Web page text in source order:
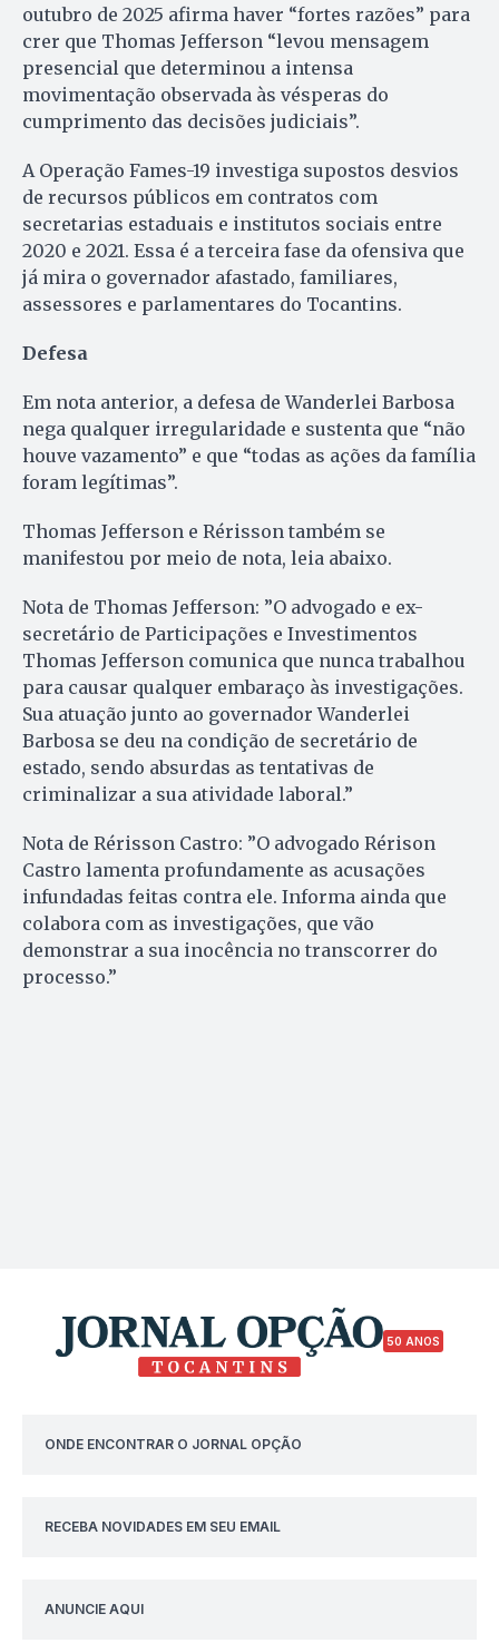
outubro de 2025 afirma haver “fortes razões” para
crer que Thomas Jefferson “levou mensagem
presencial que determinou a intensa
movimentação observada às vésperas do
cumprimento das decisões judiciais”.
A Operação Fames-19 investiga supostos desvios
de recursos públicos em contratos com
secretarias estaduais e institutos sociais entre
2020 e 2021. Essa é a terceira fase da ofensiva que
já mira o governador afastado, familiares,
assessores e parlamentares do Tocantins.
Defesa
Em nota anterior, a defesa de Wanderlei Barbosa
nega qualquer irregularidade e sustenta que “não
houve vazamento” e que “todas as ações da família
foram legítimas”.
Thomas Jefferson e Rérisson também se
manifestou por meio de nota, leia abaixo.
Nota de Thomas Jefferson: ”O advogado e ex-
secretário de Participações e Investimentos
Thomas Jefferson comunica que nunca trabalhou
para causar qualquer embaraço às investigações.
Sua atuação junto ao governador Wanderlei
Barbosa se deu na condição de secretário de
estado, sendo absurdas as tentativas de
criminalizar a sua atividade laboral.”
Nota de Rérisson Castro: ”O advogado Rérison
Castro lamenta profundamente as acusações
infundadas feitas contra ele. Informa ainda que
colabora com as investigações, que vão
demonstrar a sua inocência no transcorrer do
processo.”
50 ANOS
ONDE ENCONTRAR O JORNAL OPÇÃO
RECEBA NOVIDADES EM SEU EMAIL
ANUNCIE AQUI